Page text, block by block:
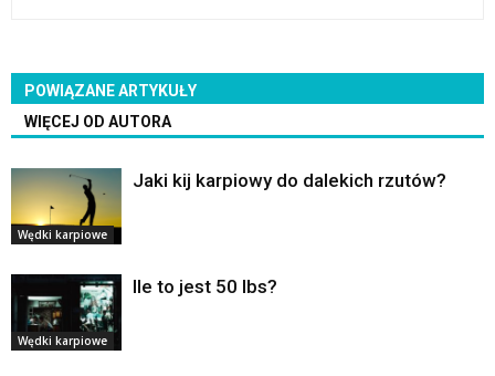
POWIĄZANE ARTYKUŁY
WIĘCEJ OD AUTORA
Wędki karpiowe
Jaki kij karpiowy do dalekich rzutów?
Wędki karpiowe
Ile to jest 50 lbs?